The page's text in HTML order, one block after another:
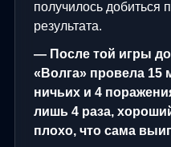
получилось добиться
результата.
— После той игры
«Волга» провела 15
ничьих и 4
лишь 4 раза,
плохо, что сама